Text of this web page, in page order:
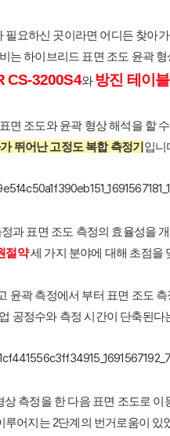
필요하신 곳이라면 어디든 찾아
는 하이브리드 표면 조도 윤곽
CS-3200S4와 방진 테이블
면 조도와 윤곽 형상 해석을 할
뛰어난 고정도 복합 측정기입니
과 표면 조도 측정의 효율성을
절약세 가지 분야에 대해 초점을
윤곽 측정에서 부터 표면 조도
공정수와 측정 시간이 단축된다
측정을 한 다음 표면 조도로 이
루어지는 2단계의 번거로움이 있